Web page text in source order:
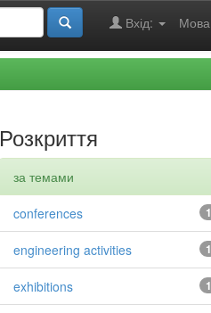
Мова
Вхід:
Розкриття
за темами
1
conferences
1
engineering activities
1
exhibitions